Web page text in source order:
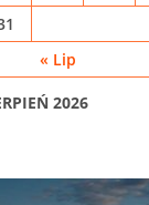
2026
« Lip